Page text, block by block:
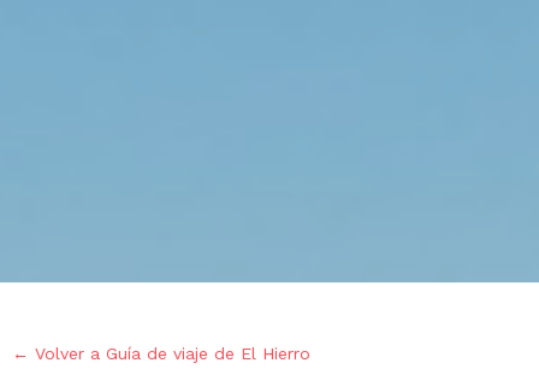
← Volver a Guía de viaje de El Hierro